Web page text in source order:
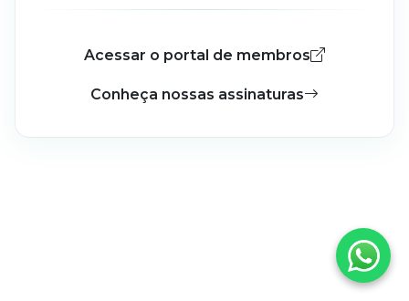
Acessar o portal de membros
Conheça nossas assinaturas